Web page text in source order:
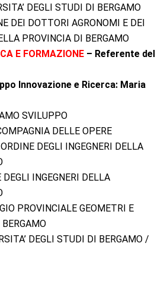
DEGLI STUDI DI BERGAMO
DEI DOTTORI AGRONOMI E DEI
PROVINCIA DI BERGAMO
E FORMAZIONE – Referente del
Innovazione e Ricerca: Maria
SVILUPPO
DELLE OPERE
DEGLI INGEGNERI DELLA
INGEGNERI DELLA
PROVINCIALE GEOMETRI E
DEGLI STUDI DI BERGAMO /